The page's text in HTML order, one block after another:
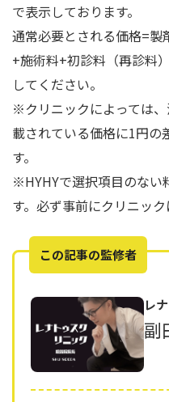
で表示しております。
通常必要とされる価格=製
+施術料+初診料（再診料
してください。
※クリニックによっては
載されている価格に1円の
す。
※HYHYで選択項目のない
す。必ず事前にクリニック
この記事の監修者
レ
副